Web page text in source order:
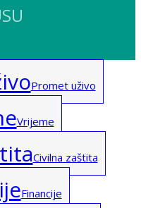
Promet uživo
Vrijeme
Civilna zaštita
Financije